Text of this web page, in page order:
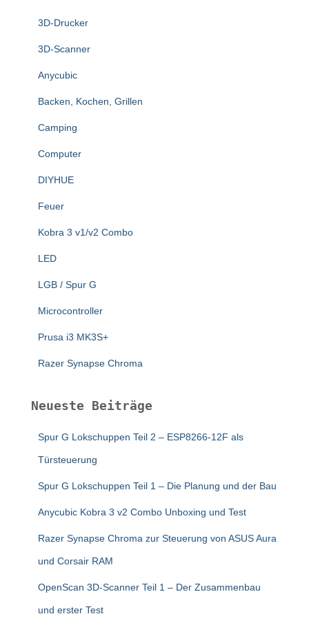
3D-Drucker
3D-Scanner
Anycubic
Backen, Kochen, Grillen
Camping
Computer
DIYHUE
Feuer
Kobra 3 v1/v2 Combo
LED
LGB / Spur G
Microcontroller
Prusa i3 MK3S+
Razer Synapse Chroma
Neueste Beiträge
Spur G Lokschuppen Teil 2 – ESP8266-12F als
Türsteuerung
Spur G Lokschuppen Teil 1 – Die Planung und der Bau
Anycubic Kobra 3 v2 Combo Unboxing und Test
Razer Synapse Chroma zur Steuerung von ASUS Aura
und Corsair RAM
OpenScan 3D-Scanner Teil 1 – Der Zusammenbau
und erster Test